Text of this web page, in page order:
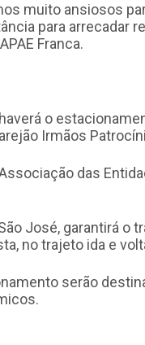
muito ansiosos
para arrecadar
Franca.
o
Irmãos
das
José, garantirá o
no trajeto ida e
serão